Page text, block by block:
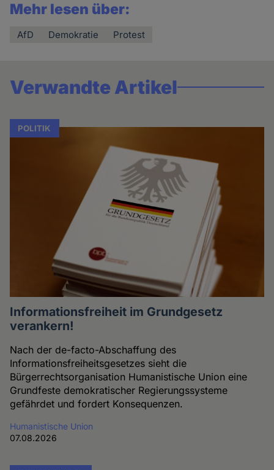
Mehr lesen über:
AfD Demokratie Protest
Verwandte Artikel
POLITIK
Informationsfreiheit im Grundgesetz
verankern!
Nach der de-facto-Abschaffung des
Informationsfreiheitsgesetzes sieht die
Bürgerrechtsorganisation Humanistische Union eine
Grundfeste demokratischer Regierungssysteme
gefährdet und fordert Konsequenzen.
Humanistische Union
07.08.2026